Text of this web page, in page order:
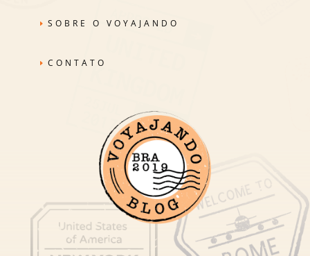
SOBRE O VOYAJANDO
CONTATO